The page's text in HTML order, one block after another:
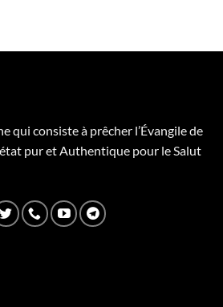
qui consiste à prêcher l’Évangile de
pur et Authentique pour le Salut